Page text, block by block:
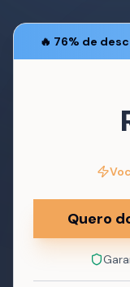
🔥 76% de
Quero